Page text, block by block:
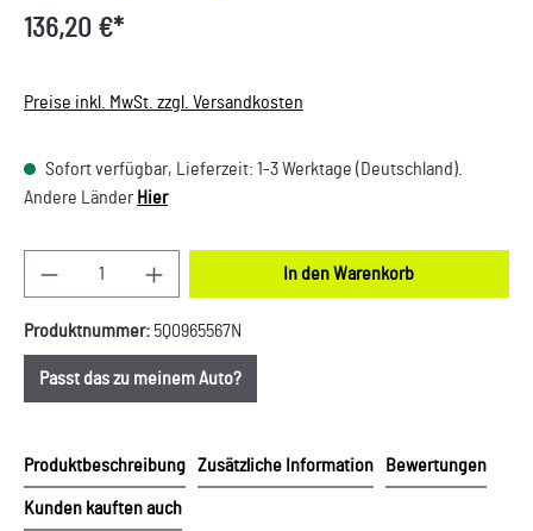
136,20 €*
Preise inkl. MwSt. zzgl. Versandkosten
Sofort verfügbar, Lieferzeit: 1-3 Werktage (Deutschland).
Andere Länder Hier
Produkt Anzahl: Gib den gewünschten Wert ein
In den Warenkorb
Produktnummer: 5Q0965567N
Passt das zu meinem Auto?
Produktbeschreibung Zusätzliche Information Bewertungen
Kunden kauften auch